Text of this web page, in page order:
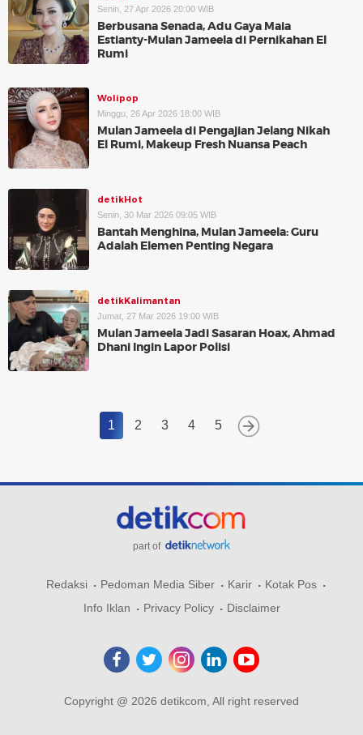
Senin, 27 Apr 2026 20:00 WIB
Berbusana Senada, Adu Gaya Maia
Estianty-Mulan Jameela di Pernikahan El
Rumi
Wolipop
Minggu, 26 Apr 2026 18:00 WIB
Mulan Jameela di Pengajian Jelang Nikah
El Rumi, Makeup Fresh Nuansa Peach
detikHot
Senin, 30 Mar 2026 09:05 WIB
Bantah Menghina, Mulan Jameela: Guru
Adalah Elemen Penting Negara
detikKalimantan
Jumat, 27 Mar 2026 19:00 WIB
Mulan Jameela Jadi Sasaran Hoax, Ahmad
Dhani Ingin Lapor Polisi
1 2 3 4 5
part of
Redaksi Pedoman Media Siber Karir
Kotak Pos
Info Iklan
Privacy Policy Disclaimer
Copyright @ 2026 detikcom, All right reserved